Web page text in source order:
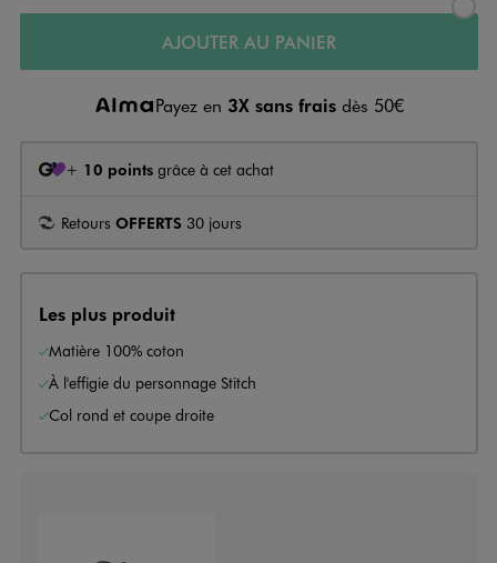
AJOUTER AU PANIER
Payez en 3X sans frais dès 50€
+ 10 points grâce à cet achat
Retours OFFERTS 30 jours
Les plus produit
Matière 100% coton
À l'effigie du personnage Stitch
Col rond et coupe droite